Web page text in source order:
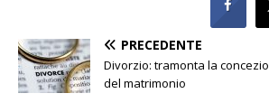
PRECEDENTE
Divorzio: tramonta la
del matrimonio